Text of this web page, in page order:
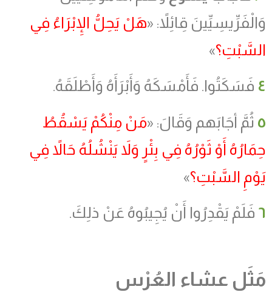
وَالْفَرِّيسِيِّينَ قِائِلاً: «هَلْ يَحِلُّ الإِبْرَاءُ فِي
السَّبْتِ؟»
٤ فَسَكَتُوا. فَأَمْسَكَهُ وَأَبْرَأَهُ وَأَطْلَقَهُ.
٥ ثُمَّ أجَابَهم وَقَالَ: «مَنْ مِنْكُمْ يَسْقُطُ
حِمَارُهُ أَوْ ثَوْرُهُ فِي بِئْرٍ وَلاَ يَنْشُلُهُ حَالاً فِي
يَوْمِ السَّبْتِ؟»
٦ فَلَمْ يَقْدِرُوا أَنْ يُجِيبُوهُ عَنْ ذلِكَ.
مَثَل عشاء العُرْس